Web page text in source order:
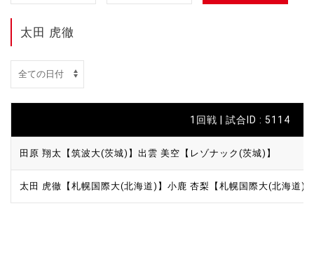
太田 虎徹
1回戦 | 試合ID : 5114
田原 翔太【筑波大(茨城)】 出雲 美空【レゾナック(茨城)】
太田 虎徹【札幌国際大(北海道)】 小鹿 杏梨【札幌国際大(北海道)